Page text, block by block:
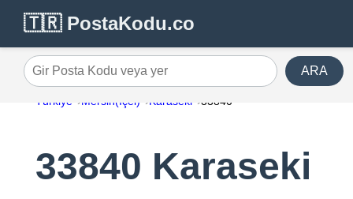
🇹🇷 PostaKodu.co
Gir Posta Kodu veya yer ARA
Türkiye Mersin(İçel) Karaseki 33840
33840 Karaseki